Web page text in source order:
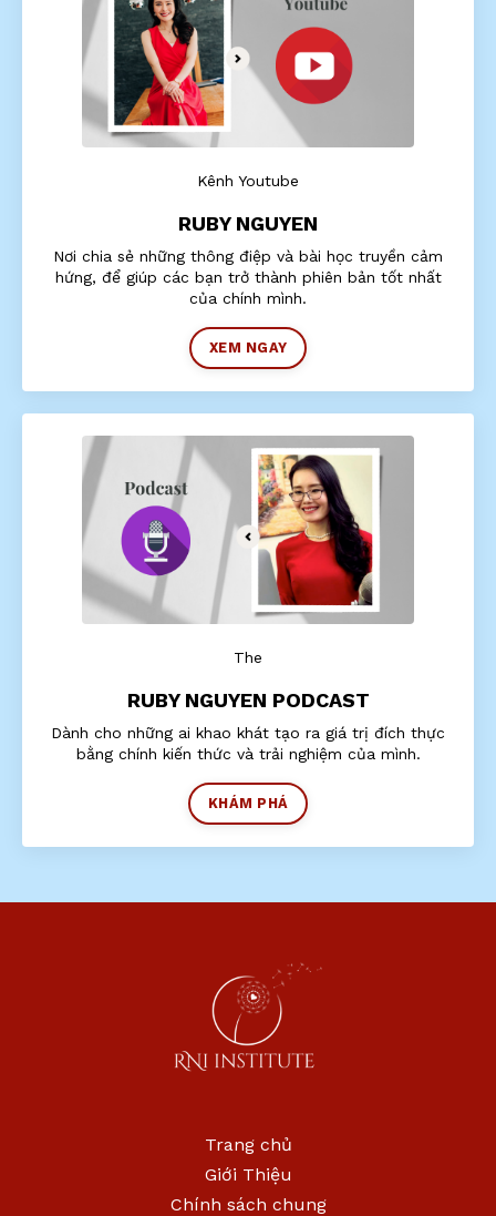
Kênh Youtube
RUBY NGUYEN
Nơi chia sẻ những thông điệp và bài học truyền cảm
hứng, để giúp các bạn trở thành phiên bản tốt nhất
của chính mình.
XEM NGAY
The
RUBY NGUYEN PODCAST
Dành cho những ai khao khát tạo ra giá trị đích thực
bằng chính kiến thức và trải nghiệm của mình.
KHÁM PHÁ
Trang chủ
Giới Thiệu
Chính sách chung